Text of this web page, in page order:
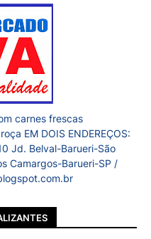
carnes frescas
EM DOIS ENDEREÇOS:
Jd. Belval-Barueri-São
Camargos-Barueri-SP /